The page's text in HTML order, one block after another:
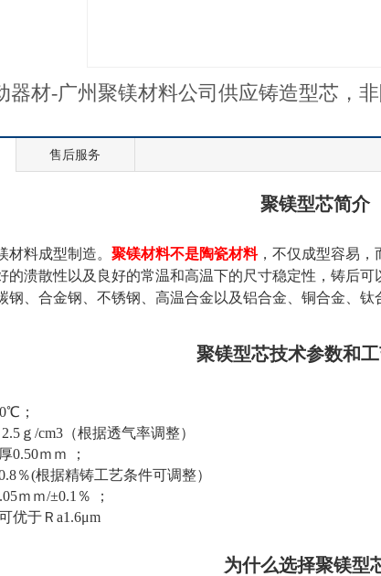
器材-广州聚镁材料公司供应铸造型芯，
售后服务
聚镁型芯简介
材料成型制造。 聚镁材料不是陶瓷材料，不仅成型容易，
的溃散性以及良好的常温和高温下的尺寸稳定性，铸后
钢、合金钢、不锈钢、高温合金以及铝合金、铜合金、钛
聚镁型芯技术参数和
；
ｇ/cm3（根据透气率调整）
0.50ｍｍ ；
％(根据精铸工艺条件可调整）
ｍｍ/±0.1％ ；
优于Ｒa1.6μm
为什么选择聚镁型